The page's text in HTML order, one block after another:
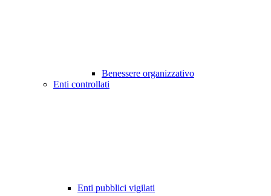
Benessere organizzativo
Enti controllati
Enti pubblici vigilati